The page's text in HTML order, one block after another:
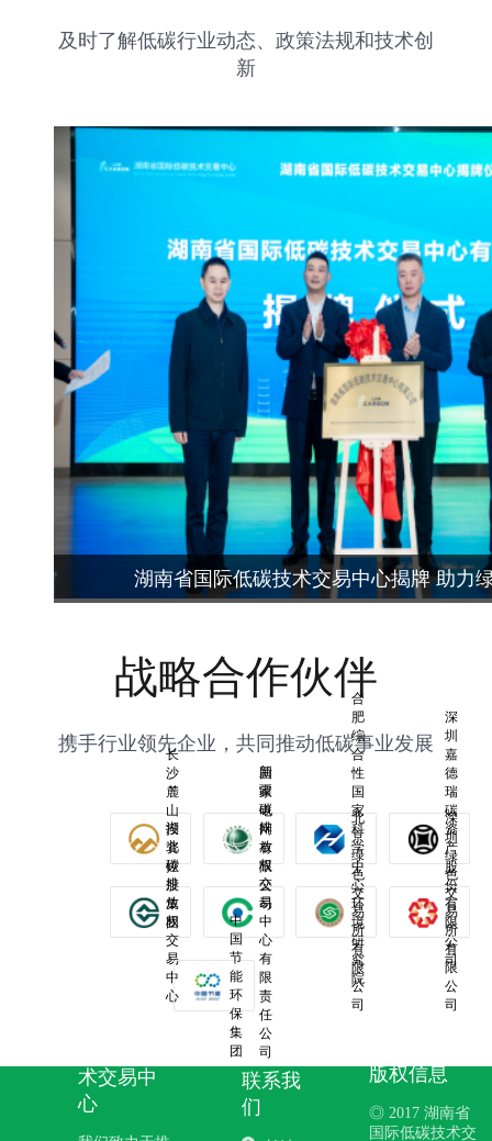
地。
协同
发
及时了解低碳行业动态、政策法规和技术创
新
湖南省国际低碳技术交易中心揭牌 助力
战略合作伙伴
携手行业领先企业，共同推动低碳事业发展
长
沙
麓
山
投
资
控
股
集
团
国
家
电
网
有
限
公
司
合
肥
综
合
性
国
家
科
学
中
心
环
境
研
究
院
深
圳
嘉
德
瑞
碳
资
产
股
份
有
限
公
司
湖
北
碳
排
放
权
交
易
中
心
新
疆
碳
排
放
权
交
易
中
心
有
限
责
任
公
司
北
京
绿
色
交
易
所
有
限
公
司
深
圳
绿
色
交
易
所
有
限
公
司
中
国
节
能
环
保
集
团
术交易中
心
联系我
们
版权信息
◎ 2017 湖南省
国际低碳技术交